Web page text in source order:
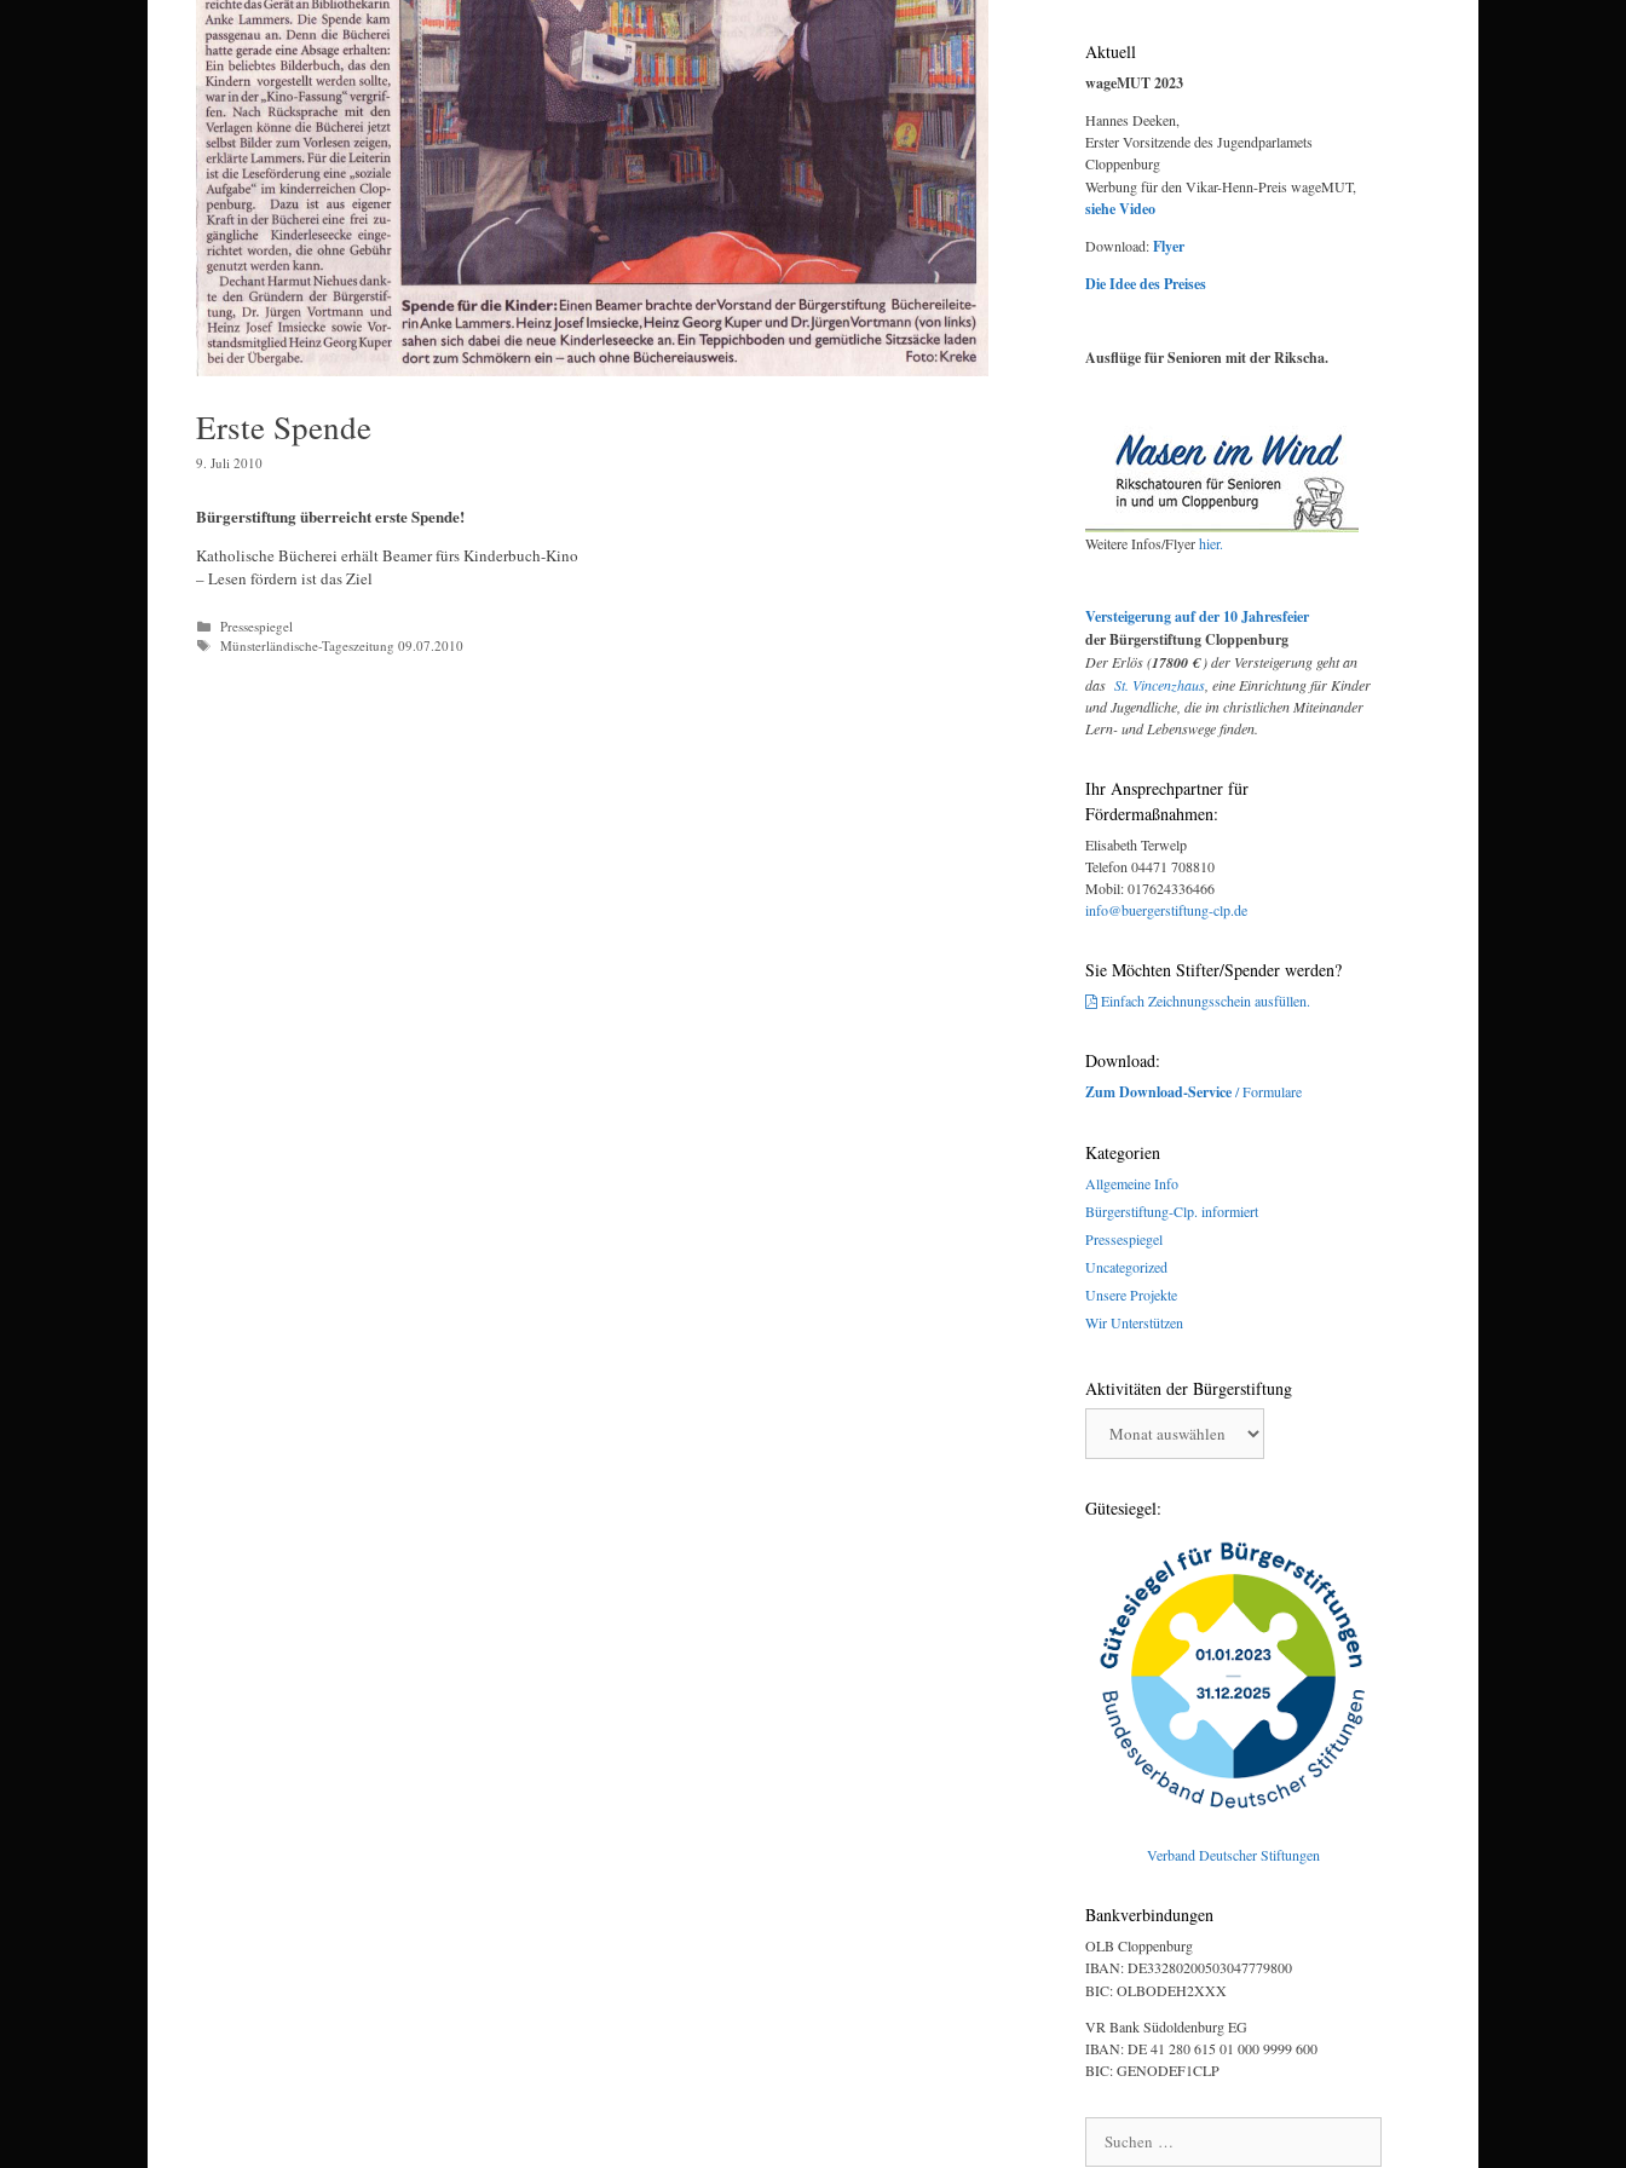
Erste Spende
9. Juli 2010
Bürgerstiftung überreicht erste Spende!
Katholische Bücherei erhält Beamer fürs Kinderbuch-Kino
– Lesen fördern ist das Ziel
Kategorien
Pressespiegel
Schlagwörter
Münsterländische-Tageszeitung 09.07.2010
Aktuell
wageMUT 2023
Hannes Deeken,
Erster Vorsitzende des Jugendparlamets
Cloppenburg
Werbung für den Vikar-Henn-Preis wageMUT,
siehe Video
Download:Flyer
Die Idee des Preises
Ausflüge für Senioren mit der Rikscha.
Weitere Infos/Flyerhier.
Versteigerung auf der 10 Jahresfeier
der Bürgerstiftung Cloppenburg
Der Erlös (17800 €) der Versteigerung geht an
das St. Vincenzhaus, eine Einrichtung für Kinder
und Jugendliche, die im christlichen Miteinander
Lern- und Lebenswege finden.
Ihr Ansprechpartner für
Fördermaßnahmen:
Elisabeth Terwelp
Telefon 04471 708810
Mobil: 017624336466
info@buergerstiftung-clp.de
Sie Möchten Stifter/Spender werden?
Einfach Zeichnungsschein ausfüllen.
Download:
Zum Download-Service/ Formulare
Kategorien
Allgemeine Info
Bürgerstiftung-Clp. informiert
Pressespiegel
Uncategorized
Unsere Projekte
Wir Unterstützen
Aktivitäten der Bürgerstiftung
Bürgerstiftung
Gütesiegel:
Verband Deutscher Stiftungen
Bankverbindungen
OLB Cloppenburg
IBAN: DE33280200503047779800
BIC: OLBODEH2XXX
VR Bank Südoldenburg EG
IBAN: DE 41 280 615 01 000 9999 600
BIC: GENODEF1CLP
nach: